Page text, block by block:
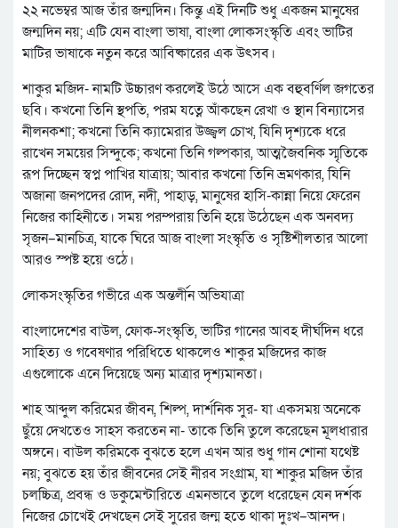
২২ ন‌ভেম্বর আজ তাঁর জন্মদিন। কিন্তু এই দিনটি শুধু একজন মানুষের
জন্মদিন নয়; এটি যেন বাংলা ভাষা, বাংলা লোকসংস্কৃতি এবং ভাটির
মাটির ভাষাকে নতুন করে আবিষ্কারের এক উৎসব।
শাকুর মজিদ- নামটি উচ্চারণ করলেই উঠে আসে এক বহুবর্ণিল জগতের
ছবি। কখনো তিনি স্থপতি, পরম যত্নে আঁকছেন রেখা ও স্থান বিন্যাসের
নীলনকশা; কখনো তিনি ক্যামেরার উজ্জ্বল চোখ, যিনি দৃশ্যকে ধরে
রাখেন সময়ের সিন্দুকে; কখনো তিনি গল্পকার, আত্মজৈবনিক স্মৃতিকে
রূপ দিচ্ছেন স্বপ্ন পাখির যাত্রায়; আবার কখনো তিনি ভ্রমণকার, যিনি
অজানা জনপদের রোদ, নদী, পাহাড়, মানুষের হাসি-কান্না নিয়ে ফেরেন
নিজের কাহিনীতে। সময় পরম্পরায় তিনি হয়ে উঠেছেন এক অনবদ্য
সৃজন–মানচিত্র, যাকে ঘিরে আজ বাংলা সংস্কৃতি ও সৃষ্টিশীলতার আলো
আরও স্পষ্ট হয়ে ওঠে।
লোকসংস্কৃতির গভীরে এক অন্তর্লীন অভিযাত্রা
বাংলাদেশের বাউল, ফোক-সংস্কৃতি, ভাটির গানের আবহ দীর্ঘদিন ধরে
সাহিত্য ও গবেষণার পরিধিতে থাকলেও শাকুর মজিদের কাজ
এগুলোকে এনে দিয়েছে অন্য মাত্রার দৃশ্যমানতা।
শাহ আব্দুল করিমের জীবন, শিল্প, দার্শনিক সুর- যা একসময় অনেকে
ছুঁয়ে দেখতেও সাহস করতেন না- তাকে তিনি তুলে করেছেন মূলধারার
অঙ্গনে। বাউল করিমকে বুঝতে হলে এখন আর শুধু গান শোনা যথেষ্ট
নয়; বুঝতে হয় তাঁর জীবনের সেই নীরব সংগ্রাম, যা শাকুর মজিদ তাঁর
চলচ্চিত্র, প্রবন্ধ ও ডকুমেন্টারিতে এমনভাবে তুলে ধরেছেন যেন দর্শক
নিজের চোখেই দেখছেন সেই সুরের জন্ম হতে থাকা দুঃখ–আনন্দ।